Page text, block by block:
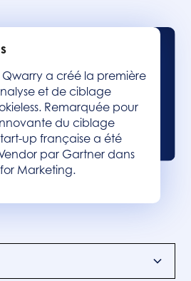
Qwarry a créé la première
et de ciblage
Remarquée pour
du ciblage
up française a été
par Gartner dans
Marketing.